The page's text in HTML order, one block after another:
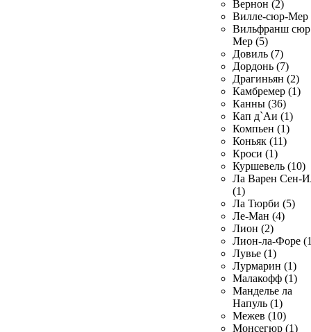
Вернон (2)
Вилле-сюр-Мер
Вильфранш сюр
Мер (5)
Довиль (7)
Дордонь (7)
Драгиньян (2)
Камбремер (1)
Канны (36)
Кап д`Аи (1)
Компьен (1)
Коньяк (11)
Кроси (1)
Куршевель (10)
Ла Варен Сен-
(1)
Ла Тюрби (5)
Ле-Ман (4)
Лион (2)
Лион-ла-Форе
Лувье (1)
Лурмарин (1)
Малакофф (1)
Манделье ла
Напуль (1)
Межев (10)
Монсегюр (1)